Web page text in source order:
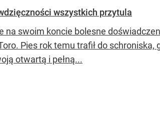
wszystkich przytula
na swoim koncie bolesne
Pies rok temu trafił do
otwartą i pełną...